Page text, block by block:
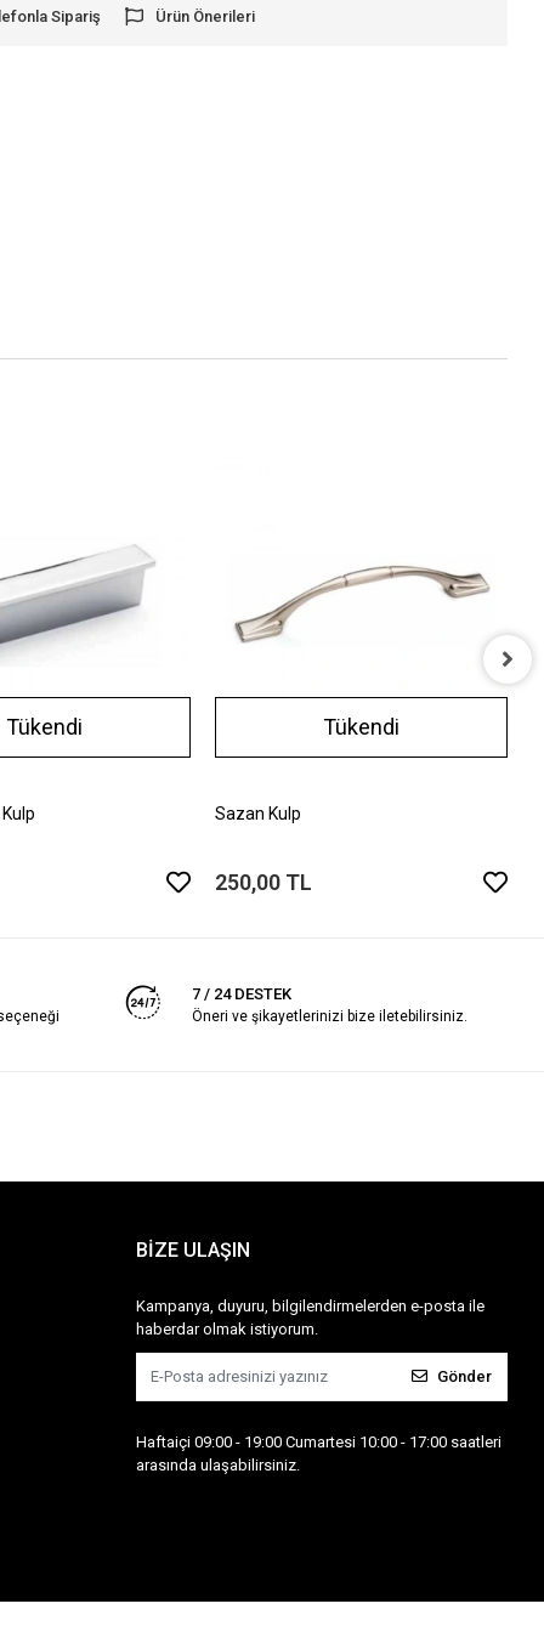
Sipariş Ürün Önerileri
Tükendi Tükendi
Sazan Kulp
250,00 TL
7 / 24 DESTEK
Öneri ve şikayetlerinizi bize iletebilirsiniz.
BİZE ULAŞIN
Kampanya, duyuru, bilgilendirmelerden e-posta ile
haberdar olmak istiyorum.
Gönder
Haftaiçi 09:00 - 19:00 Cumartesi 10:00 - 17:00 saatleri
arasında ulaşabilirsiniz.